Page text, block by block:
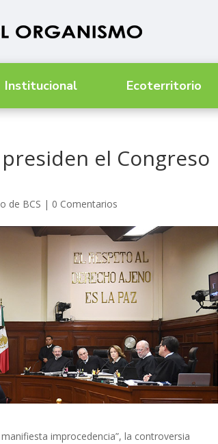
Institucional Ecoterritorio
el Congreso
de BCS | 0 Comentarios
improcedencia”, la controversia